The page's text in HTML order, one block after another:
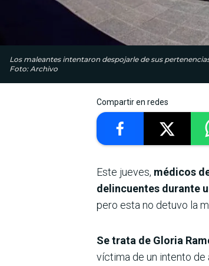
Los maleantes intentaron despojarle de sus
Foto: Archivo
Compartir en redes
Este jueves, médicos
delincuentes durante
pero esta no detuvo la
Se trata de Gloria
víctima de un intento de